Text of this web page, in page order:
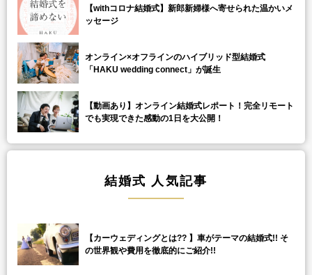
【withコロナ結婚式】新郎新婦様へ寄せられた温かいメ
ッセージ
オンライン×オフラインのハイブリッド型結婚式
「HAKU wedding connect」が誕生
【動画あり】オンライン結婚式レポート！完全リモート
でも実現できた感動の1日を大公開！
結婚式 人気記事
【カーウェディングとは?? 】車がテーマの結婚式!! そ
の世界観や費用を徹底的にご紹介!!